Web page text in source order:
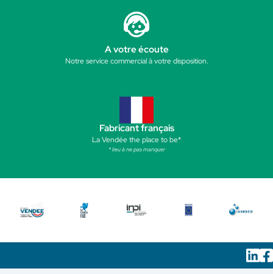
A votre écoute
Notre service commercial à votre disposition.
Fabricant français
La Vendée the place to be*
* lieu à ne pas manquer